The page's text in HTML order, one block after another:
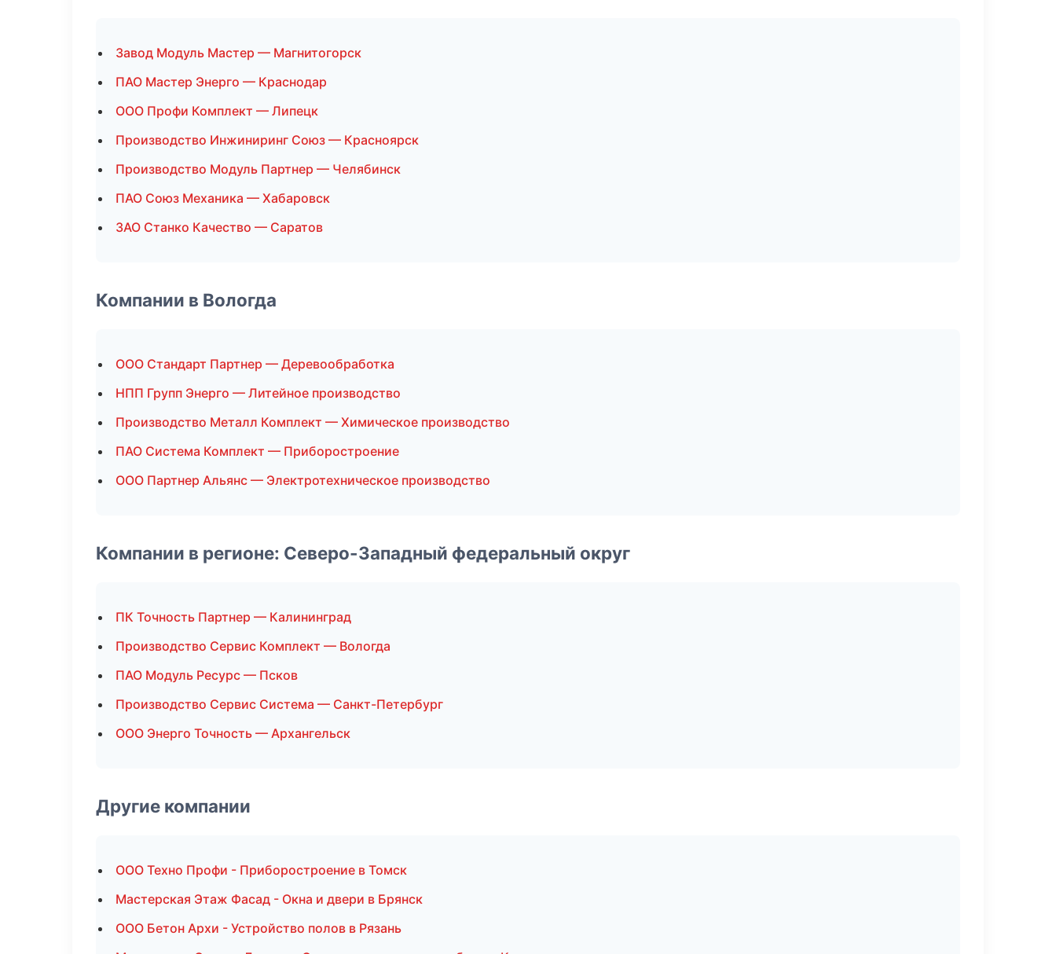
Завод Модуль Мастер — Магнитогорск
ПАО Мастер Энерго — Краснодар
ООО Профи Комплект — Липецк
Производство Инжиниринг Союз — Красноярск
Производство Модуль Партнер — Челябинск
ПАО Союз Механика — Хабаровск
ЗАО Станко Качество — Саратов
Компании в Вологда
ООО Стандарт Партнер — Деревообработка
НПП Групп Энерго — Литейное производство
Производство Металл Комплект — Химическое производство
ПАО Система Комплект — Приборостроение
ООО Партнер Альянс — Электротехническое производство
Компании в регионе: Северо-Западный федеральный округ
ПК Точность Партнер — Калининград
Производство Сервис Комплект — Вологда
ПАО Модуль Ресурс — Псков
Производство Сервис Система — Санкт-Петербург
ООО Энерго Точность — Архангельск
Другие компании
ООО Техно Профи - Приборостроение в Томск
Мастерская Этаж Фасад - Окна и двери в Брянск
ООО Бетон Архи - Устройство полов в Рязань